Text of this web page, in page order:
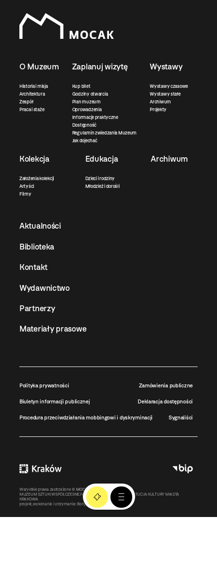
O Muzeum
Historia i misja
Architektura
Zespół
Praca i staże
Zaplanuj wizytę
Kup bilet
Godziny otwarcia
Plan muzeum
Oprowadzenia
Informacje praktyczne
Dostępność
Regulamin zwiedzania Muzeum
Jak dojechać
Wystawy
Wystawy czasowe
Wystawy stałe
Archiwum
Projekty
Kolekcja
Założenia kolekcji
Artyści
Filmy
Edukacja
Dzieci i rodziny
Młodzież i dorośli
Archiwum
Aktualności
Biblioteka
Kontakt
Wydawnictwo
Partnerzy
Materiały prasowe
Polityka prywatności Zamówienia publiczne
Biuletyn informacji publicznej Deklaracja dostępności
Procedura przeciwdziałania mobbingowi i dyskryminacji Sygnaliści
Wszystkie prawa zastrzeżone © MOCAK2011-2026
MUZEUM SZTUKI WSPÓŁCZESNEJ W KRAKOWIE MOCAK – INSTYTUCJA KULTURY MIASTA
KRAKOWA
projekt, wykonanie i utrzymanie: Bonjour.pl